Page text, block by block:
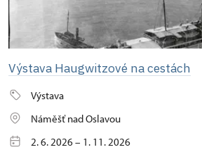
Výstava Haugwitzové na cestách
Výstava
Náměšť nad Oslavou
2. 6. 2026 – 1. 11. 2026